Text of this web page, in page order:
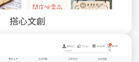
搭心文創